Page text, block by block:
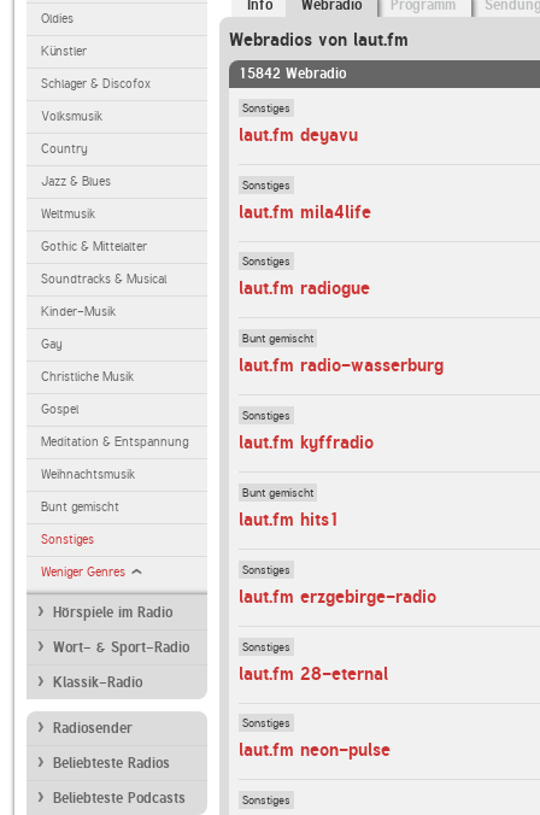
Oldies
Künstler
Schlager & Discofox
Volksmusik
Country
Jazz & Blues
Weltmusik
Gothic & Mittelalter
Soundtracks & Musical
Kinder-Musik
Gay
Christliche Musik
Gospel
Meditation & Entspannung
Weihnachtsmusik
Bunt gemischt
Sonstiges
Weniger Genres
Hörspiele im Radio
Wort- & Sport-Radio
Klassik-Radio
Radiosender
Beliebteste Radios
Beliebteste Podcasts
Info Webradio Programm
Webradios von laut.fm
15842 Webradio
Sonstiges
laut.fm deyavu
Sonstiges
laut.fm mila4life
Sonstiges
laut.fm radiogue
Bunt gemischt
laut.fm radio-wasserburg
Sonstiges
laut.fm kyffradio
Bunt gemischt
laut.fm hits1
Sonstiges
laut.fm erzgebirge-radio
Sonstiges
laut.fm 28-eternal
Sonstiges
laut.fm neon-pulse
Sonstiges